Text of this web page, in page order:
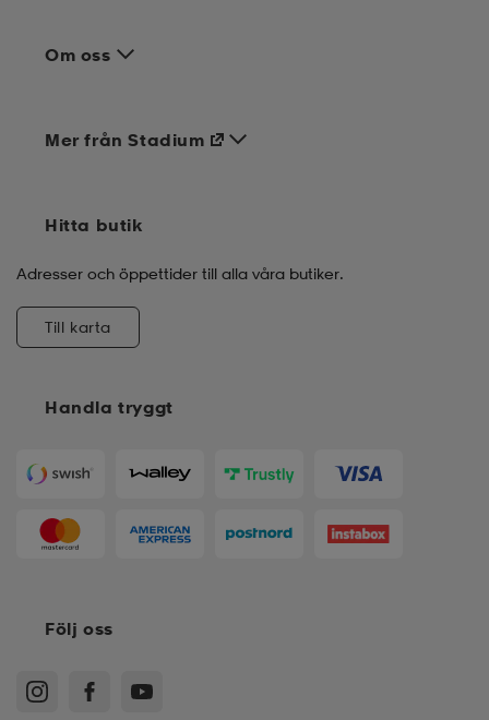
Om oss
Handla tryggt
Mer från Stadium
Hitta butik
Adresser och öppettider till alla våra butiker.
Till karta
Följ oss